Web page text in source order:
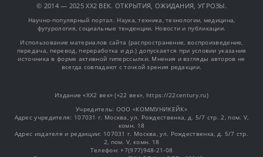
© 2014 — 2025 XX2 ВЕК. ОТКРЫТИЯ, ОЖИДАНИЯ, УГРОЗЫ.
Научно-популярный портал. Наука, техника, технологии, медицина,
футурология, социальные тенденции. Новости и публикации.
Использование материалов сайта (распространение, воспроизведение,
передача, перевод, переработка и др.) допускается при условии указания
источника в форме активной гиперссылки. Мнения и взгляды авторов не
всегда совпадают с точкой зрения редакции.
Издание «XX2 век» («22 век», https://22century.ru)
Учредитель: OOO «КОММУНИКЕЙК»
Адрес учредителя: 107031 г. Москва, ул. Рождественка, д. 5/7 стр. 2, пом. V,
комн. 18
Адрес издателя и редакции: 107031 г. Москва, ул. Рождественка, д. 5/7 стр.
2, пом. V, комн. 18
Телефон: +7(977)948-21-08